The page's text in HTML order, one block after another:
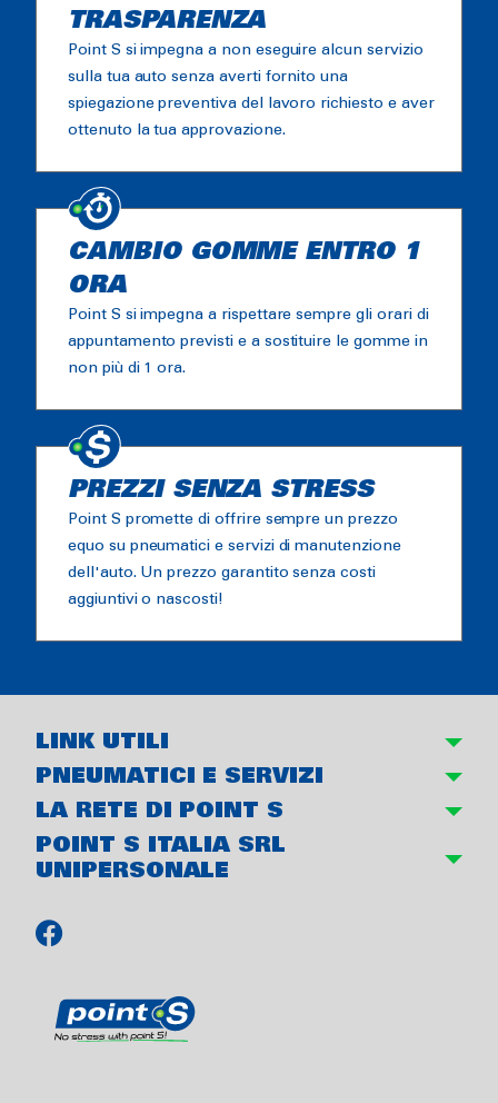
TRASPARENZA
Point S si impegna a non eseguire alcun servizio
sulla tua auto senza averti fornito una
spiegazione preventiva del lavoro richiesto e aver
ottenuto la tua approvazione.
CAMBIO GOMME ENTRO 1
ORA
Point S si impegna a rispettare sempre gli orari di
appuntamento previsti e a sostituire le gomme in
non più di 1 ora.
PREZZI SENZA STRESS
Point S promette di offrire sempre un prezzo
equo su pneumatici e servizi di manutenzione
dell'auto. Un prezzo garantito senza costi
aggiuntivi o nascosti!
LINK UTILI
PNEUMATICI E SERVIZI
LA RETE DI POINT S
POINT S ITALIA SRL
UNIPERSONALE